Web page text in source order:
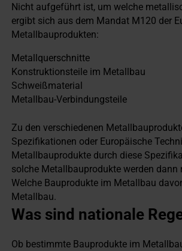
Nicht aufgeführt ist, um welche
ergibt sich aus dem Mandat M120 der
Metallbauprodukten:
Metallquerschnitte
Konstruktionsteile im Metallbau
Schweißmaterial
Metallbau-Verbindungsteile
Zu den verschiedenen
Spezifikationen oder Europäische
Metallbauprodukte durch diese
solche Metallbauprodukte werden
Welche Bauprodukte im Metallbau
Metallbau.
Was sind nationale
Ob bestimmte Bauprodukte im